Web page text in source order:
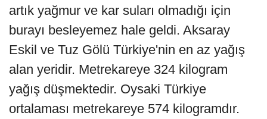
artık yağmur ve kar suları olmadığı için
burayı besleyemez hale geldi. Aksaray
Eskil ve Tuz Gölü Türkiye'nin en az yağış
alan yeridir. Metrekareye 324 kilogram
yağış düşmektedir. Oysaki Türkiye
ortalaması metrekareye 574 kilogramdır.